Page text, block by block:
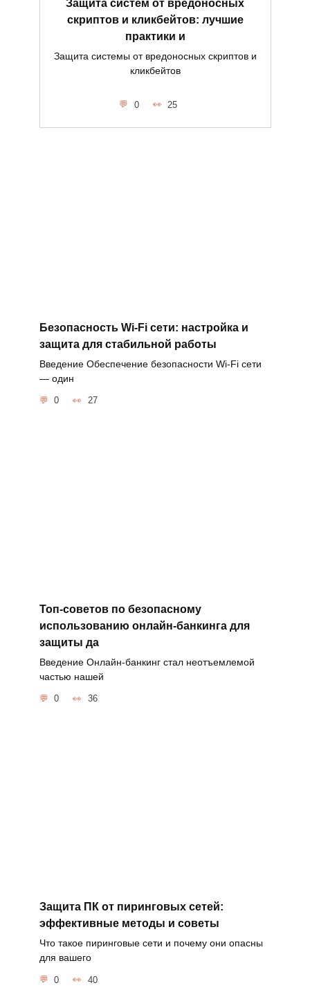
Защита систем от вредоносных
скриптов и кликбейтов: лучшие
практики и
Защита системы от вредоносных скриптов и
кликбейтов
0 25
Безопасность Wi-Fi сети: настройка и
защита для стабильной работы
Введение Обеспечение безопасности Wi-Fi сети
— один
0 27
Топ-советов по безопасному
использованию онлайн-банкинга для
защиты да
Введение Онлайн-банкинг стал неотъемлемой
частью нашей
0 36
Защита ПК от пиринговых сетей:
эффективные методы и советы
Что такое пиринговые сети и почему они опасны
для вашего
0 40